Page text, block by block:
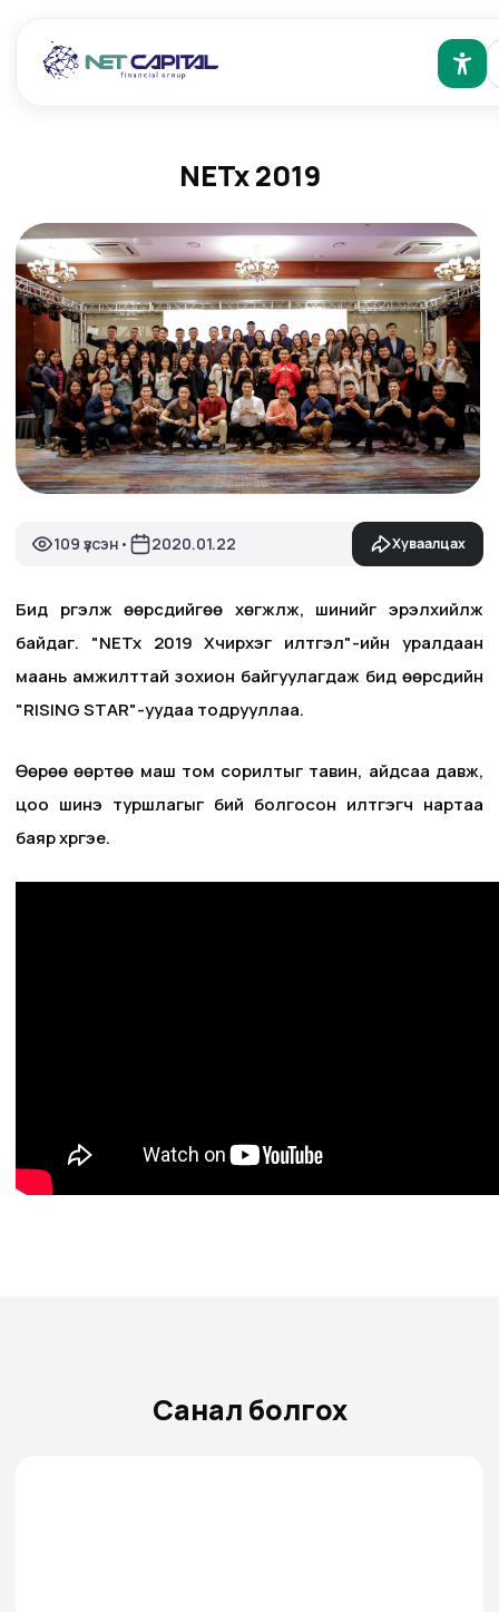
NETx 2019
109 үзсэн • 2020.01.22 Хуваалцах
Бид үргэлж өөрсдийгөө хөгжүүлж, шинийг эрэлхийлж
байдаг. "NETx 2019 Хүчирхэг илтгэл"-ийн уралдаан
маань амжилттай зохион байгуулагдаж бид өөрсдийн
"RISING STAR"-уудаа тодрууллаа.
Өөрөө өөртөө маш том сорилтыг тавин, айдсаа давж,
цоо шинэ туршлагыг бий болгосон илтгэгч нартаа
баяр хүргэе.
Санал болгох